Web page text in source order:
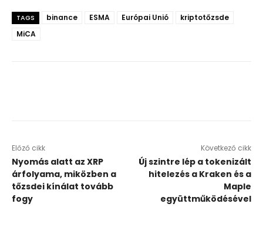
TAGS binance ESMA Európai Unió
kriptotőzsde
MiCA
Előző cikk
Nyomás alatt az XRP
árfolyama, miközben a
tőzsdei kínálat tovább
fogy
Következő cikk
Új szintre lép a tokenizált
hitelezés a Kraken és a
Maple
együttműködésével